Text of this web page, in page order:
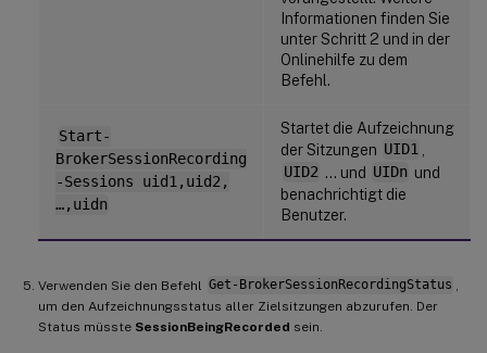
Informationen finden Sie
unter Schritt 2 und in der
Onlinehilfe zu dem
Befehl.
Start-
BrokerSessionRecording
-Sessions uid1,uid2,
…,uidn
Startet die Aufzeichnung
der Sitzungen UID1
UID2 … und UIDn und
benachrichtigt die
Benutzer.
Verwenden Sie den Befehl Get-BrokerSessionRecordingStatus
um den Aufzeichnungsstatus aller Zielsitzungen abzurufen. Der
Status müsste SessionBeingRecorded sein.